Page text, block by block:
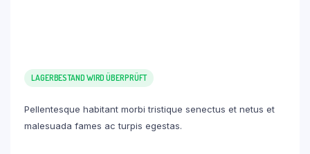
LAGERBESTAND WIRD ÜBERPRÜFT
Pellentesque habitant morbi tristique senectus et netus et
malesuada fames ac turpis egestas.